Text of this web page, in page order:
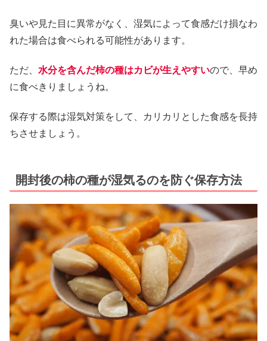
臭いや見た目に異常がなく、湿気によって食感だけ損なわ
れた場合は食べられる可能性があります。
ただ、 水分を含んだ柿の種はカビが生えやすいので、早め
に食べきりましょうね。
保存する際は湿気対策をして、カリカリとした食感を長持
ちさせましょう。
開封後の柿の種が湿気るのを防ぐ保存方法